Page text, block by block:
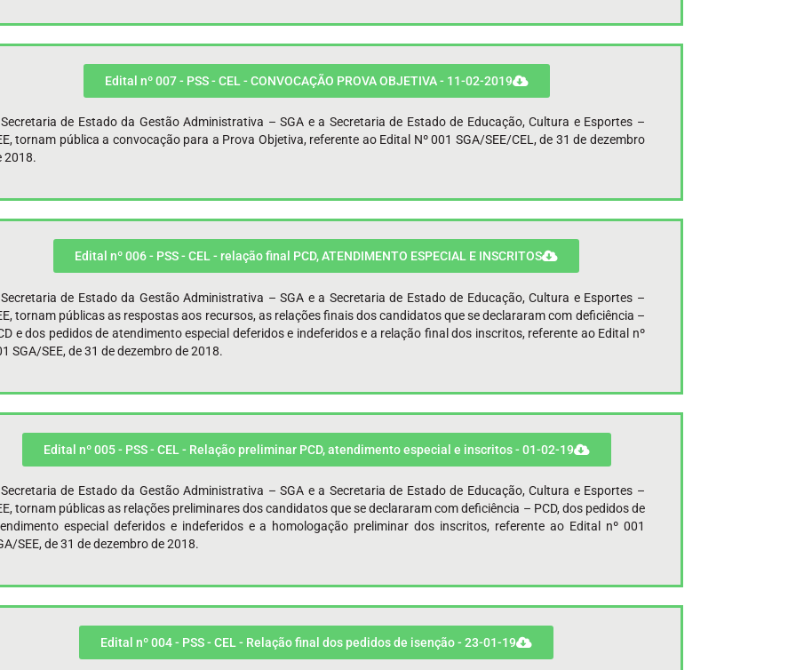
Edital nº 007 - PSS - CEL - CONVOCAÇÃO PROVA OBJETIVA - 11-02-2019
de Estado da Gestão Administrativa – SGA e a Secretaria de Estado de Educação, Cultura e Esportes –
tornam pública a convocação para a Prova Objetiva, referente ao Edital Nº 001 SGA/SEE/CEL, de 31 de dezembro
2018.
Edital nº 006 - PSS - CEL - relação final PCD, ATENDIMENTO ESPECIAL E INSCRITOS
de Estado da Gestão Administrativa – SGA e a Secretaria de Estado de Educação, Cultura e Esportes –
tornam públicas as respostas aos recursos, as relações finais dos candidatos que se declararam com deficiência –
e dos pedidos de atendimento especial deferidos e indeferidos e a relação final dos inscritos, referente ao Edital nº
SGA/SEE, de 31 de dezembro de 2018.
Edital nº 005 - PSS - CEL - Relação preliminar PCD, atendimento especial e inscritos - 01-02-19
de Estado da Gestão Administrativa – SGA e a Secretaria de Estado de Educação, Cultura e Esportes –
tornam públicas as relações preliminares dos candidatos que se declararam com deficiência – PCD, dos pedidos de
especial deferidos e indeferidos e a homologação preliminar dos inscritos, referente ao Edital nº 001
SEE, de 31 de dezembro de 2018.
Edital nº 004 - PSS - CEL - Relação final dos pedidos de isenção - 23-01-19